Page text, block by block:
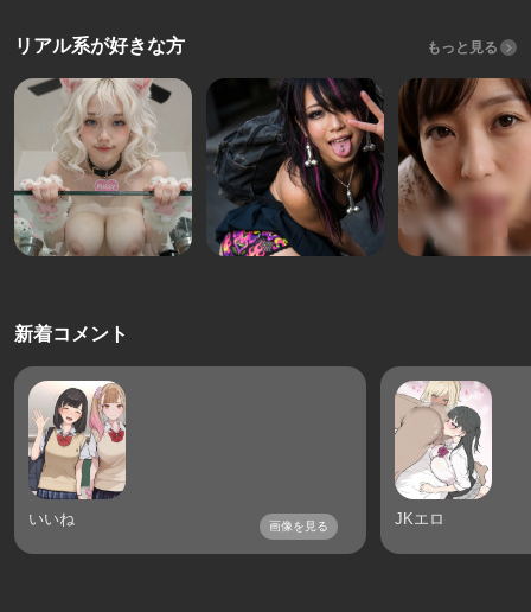
リアル系が好きな方 もっと見る
新着コメント
いいね 画像を見る JKエロ